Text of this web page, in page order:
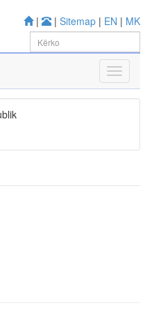
| | Sitemap | EN | MK